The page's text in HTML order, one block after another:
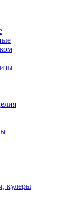
кулеры